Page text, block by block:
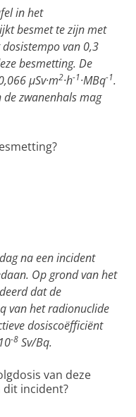
in het
besmet te zijn met
van 0,3
besmetting. De
µSv·m2·h-1·MBq-1.
zwanenhals mag
na een incident
Op grond van het
dat de
van het radionuclide
dosiscoëfficiënt
-8 Sv/Bq.
van deze
dit incident?